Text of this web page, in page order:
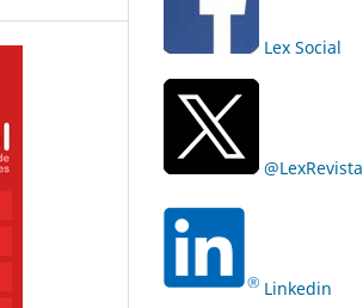
Lex Social
@LexRevista
Linkedin